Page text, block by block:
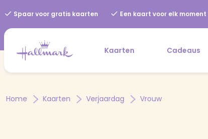
Spaar voor gratis kaarten Een kaart voor elk moment
Kaarten Cadeaus
Home Kaarten Verjaardag Vrouw